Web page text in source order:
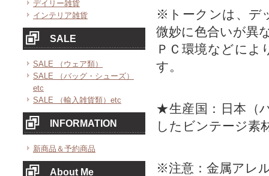
デイリー雑貨
インテリア雑貨
SALE
SALE （ウェア類）
SALE （バッグ・シューズ）
etc
SALE （輸入雑貨類）etc
INFORMATION
新商品＆予約商品
About Me
※トークンは、デ
微妙に色合いが異
ＰＣ環境などによ
す。
★生産国：日本（
したビンテージ素
※注意：金属アレ